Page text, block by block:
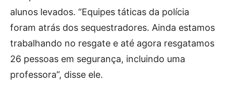
alunos levados. “Equipes táticas da polícia
foram atrás dos sequestradores. Ainda estamos
trabalhando no resgate e até agora resgatamos
26 pessoas em segurança, incluindo uma
professora”, disse ele.